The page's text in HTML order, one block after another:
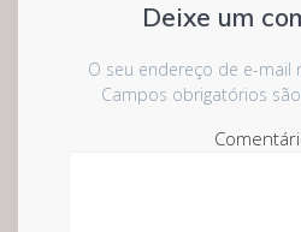
Deixe um
O seu endereço de e-mail
Campos obrigatórios